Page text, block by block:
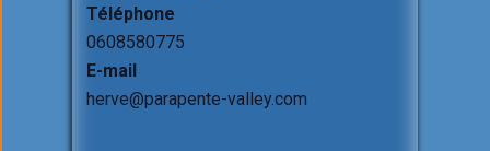
Téléphone
0608580775
E-mail
herve@parapente-valley.com